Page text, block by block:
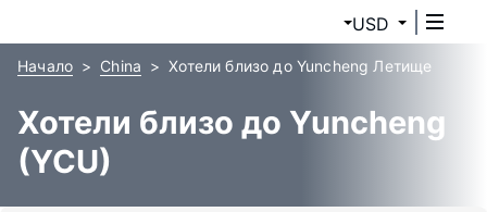
USD
Начало China Хотели близо до Yuncheng Летище
Хотели близо до Yuncheng
(YCU)